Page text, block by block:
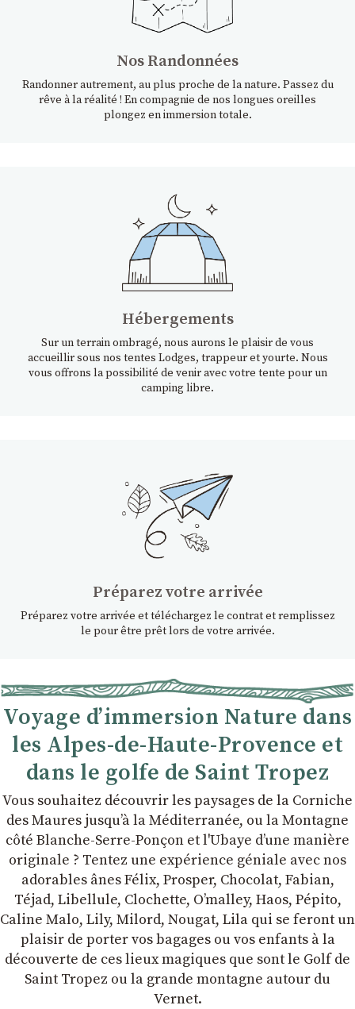
Nos Randonnées
Randonner autrement, au plus proche de la nature. Passez du
rêve à la réalité ! En compagnie de nos longues oreilles
plongez en immersion totale.
Hébergements
Sur un terrain ombragé, nous aurons le plaisir de vous
accueillir sous nos tentes Lodges, trappeur et yourte. Nous
vous offrons la possibilité de venir avec votre tente pour un
camping libre.
Préparez votre arrivée
Préparez votre arrivée et téléchargez le contrat et remplissez
le pour être prêt lors de votre arrivée.
Voyage d’immersion Nature dans
les Alpes-de-Haute-Provence et
dans le golfe de Saint Tropez
Vous souhaitez découvrir les paysages de la Corniche
des Maures jusqu’à la Méditerranée, ou la Montagne
côté Blanche-Serre-Ponçon et l'Ubaye dʼune manière
originale ? Tentez une expérience géniale avec nos
adorables ânes Félix, Prosper, Chocolat, Fabian,
Téjad, Libellule, Clochette, Oʼmalley, Haos, Pépito,
Caline Malo, Lily, Milord, Nougat, Lila qui se feront un
plaisir de porter vos bagages ou vos enfants à la
découverte de ces lieux magiques que sont le Golf de
Saint Tropez ou la grande montagne autour du
Vernet.